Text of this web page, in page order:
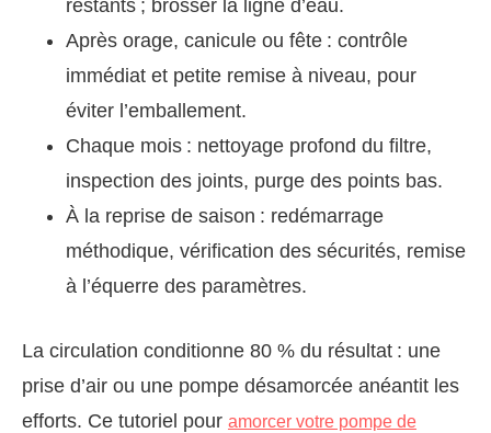
restants ; brosser la ligne d’eau.
Après orage, canicule ou fête : contrôle
immédiat et petite remise à niveau, pour
éviter l’emballement.
Chaque mois : nettoyage profond du filtre,
inspection des joints, purge des points bas.
À la reprise de saison : redémarrage
méthodique, vérification des sécurités, remise
à l’équerre des paramètres.
La circulation conditionne 80 % du résultat : une
prise d’air ou une pompe désamorcée anéantit les
efforts. Ce tutoriel pour amorcer votre pompe de